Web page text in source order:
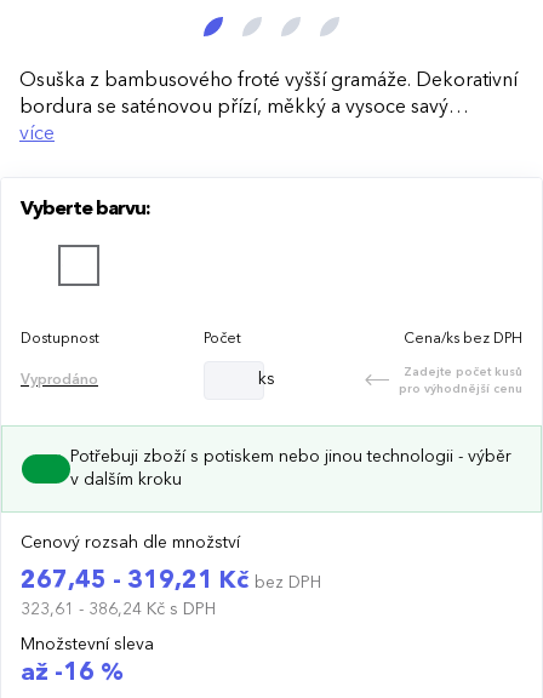
Osuška z bambusového froté vyšší gramáže. Dekorativní
bordura se saténovou přízí, měkký a vysoce savý
materiál. Etiketa použitelná jako závěsné poutko. Luxusní
více
Vyberte barvu:
Dostupnost Počet Cena/ks bez DPH
Vyprodáno ks
Zadejte počet kusů
pro výhodnější cenu
Potřebuji zboží s potiskem nebo jinou technologii - výběr
v dalším kroku
Cenový rozsah dle množství
267,45 - 319,21 Kč bez DPH
323,61 - 386,24 Kč s DPH
Množstevní sleva
až -16 %